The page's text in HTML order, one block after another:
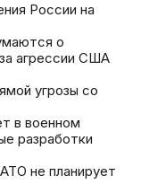
России на
о
агрессии США
угрозы со
в военном
разработки
не планирует